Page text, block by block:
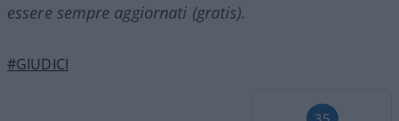
essere sempre aggiornati (gratis).
#GIUDICI